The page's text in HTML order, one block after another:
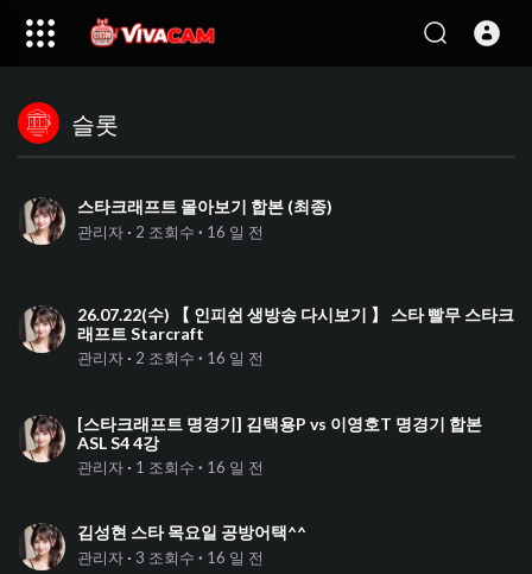
슬롯
스타크래프트 몰아보기 합본 (최종)
관리자 · 2 조회수 · 16 일 전
26.07.22(수) 【 인피쉰 생방송 다시보기 】 스타 빨무 스타크
래프트 Starcraft
관리자 · 2 조회수 · 16 일 전
[스타크래프트 명경기] 김택용P vs 이영호T 명경기 합본
ASL S4 4강
관리자 · 1 조회수 · 16 일 전
김성현 스타 목요일 공방어택^^
관리자 · 3 조회수 · 16 일 전